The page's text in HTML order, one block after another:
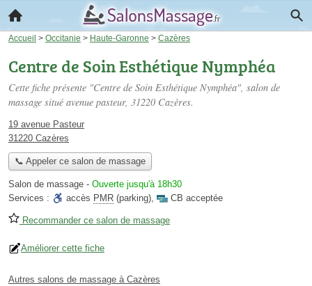
Accueil > Occitanie > Haute-Garonne > Cazères
Centre de Soin Esthétique Nymphéa
Cette fiche présente "Centre de Soin Esthétique Nymphéa", salon de
massage situé avenue pasteur, 31220 Cazères.
19 avenue Pasteur
31220 Cazères
📞 Appeler ce salon de massage
Salon de massage - Ouverte jusqu'à 18h30
Services :
accès PMR (parking), CB acceptée
Recommander ce salon de massage
Améliorer cette fiche
Autres salons de massage à Cazères